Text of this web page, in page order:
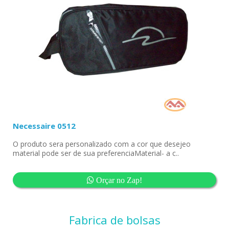
Necessaire 0512
O produto sera personalizado com a cor que desejeo
material pode ser de sua preferenciaMaterial- a c..
Orçar no Zap!
Fabrica de bolsas